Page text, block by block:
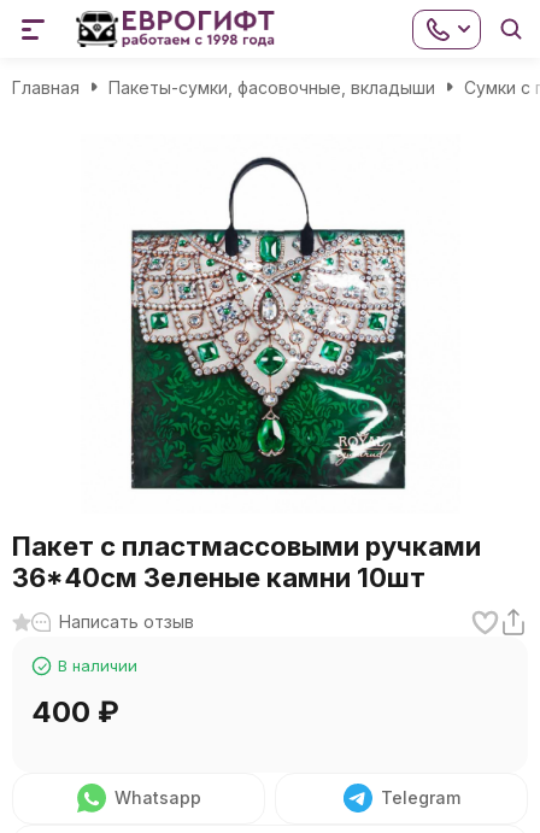
Главная Пакеты-сумки, фасовочные, вкладыши Сумки с
Пакет с пластмассовыми ручками
36*40см Зеленые камни 10шт
Написать отзыв
В наличии
400 ₽
Whatsapp Telegram